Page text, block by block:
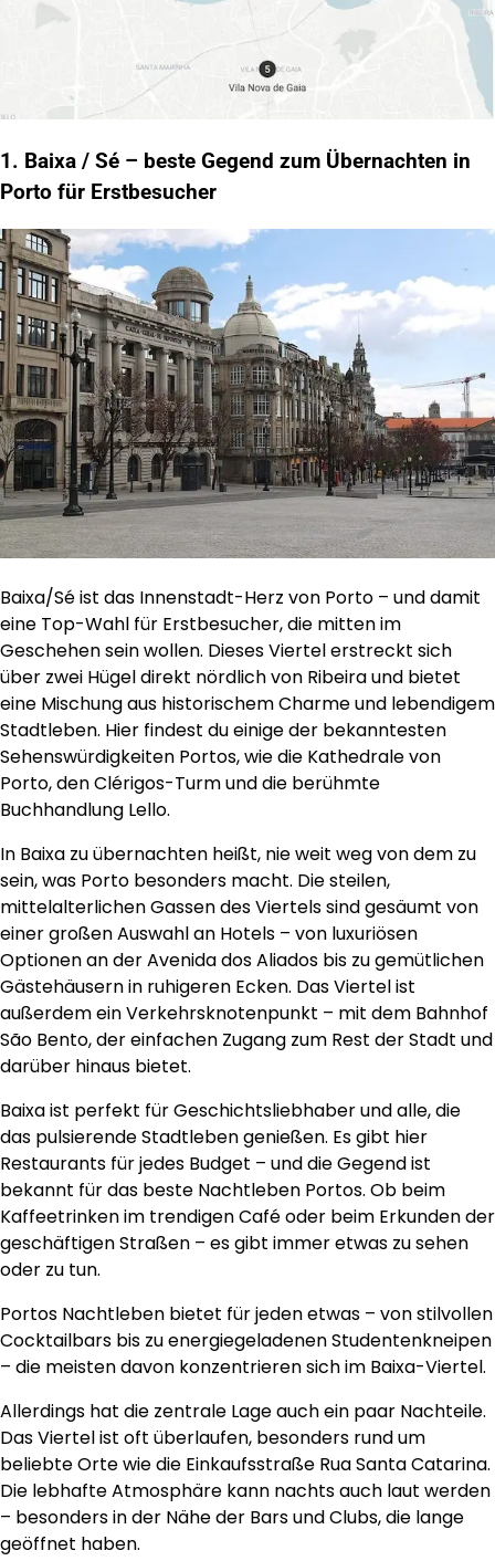
1. Baixa / Sé – beste Gegend zum Übernachten in
Porto für Erstbesucher
Baixa/Sé ist das Innenstadt-Herz von Porto – und damit
eine Top-Wahl für Erstbesucher, die mitten im
Geschehen sein wollen. Dieses Viertel erstreckt sich
über zwei Hügel direkt nördlich von Ribeira und bietet
eine Mischung aus historischem Charme und lebendigem
Stadtleben. Hier findest du einige der bekanntesten
Sehenswürdigkeiten Portos, wie die Kathedrale von
Porto, den Clérigos-Turm und die berühmte
Buchhandlung Lello.
In Baixa zu übernachten heißt, nie weit weg von dem zu
sein, was Porto besonders macht. Die steilen,
mittelalterlichen Gassen des Viertels sind gesäumt von
einer großen Auswahl an Hotels – von luxuriösen
Optionen an der Avenida dos Aliados bis zu gemütlichen
Gästehäusern in ruhigeren Ecken. Das Viertel ist
außerdem ein Verkehrsknotenpunkt – mit dem Bahnhof
São Bento, der einfachen Zugang zum Rest der Stadt und
darüber hinaus bietet.
Baixa ist perfekt für Geschichtsliebhaber und alle, die
das pulsierende Stadtleben genießen. Es gibt hier
Restaurants für jedes Budget – und die Gegend ist
bekannt für das beste Nachtleben Portos. Ob beim
Kaffeetrinken im trendigen Café oder beim Erkunden der
geschäftigen Straßen – es gibt immer etwas zu sehen
oder zu tun.
Portos Nachtleben bietet für jeden etwas – von stilvollen
Cocktailbars bis zu energiegeladenen Studentenkneipen
– die meisten davon konzentrieren sich im Baixa-Viertel.
Allerdings hat die zentrale Lage auch ein paar Nachteile.
Das Viertel ist oft überlaufen, besonders rund um
beliebte Orte wie die Einkaufsstraße Rua Santa Catarina.
Die lebhafte Atmosphäre kann nachts auch laut werden
– besonders in der Nähe der Bars und Clubs, die lange
geöffnet haben.